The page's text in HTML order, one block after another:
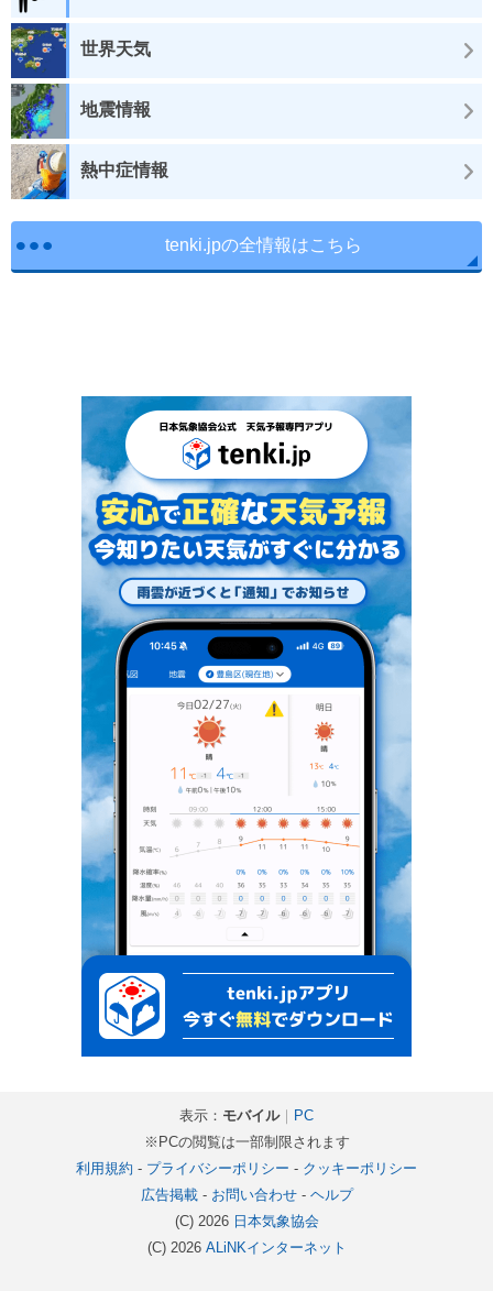
世界天気
地震情報
熱中症情報
tenki.jpの全情報はこちら
表示： モバイル｜ PC
※PCの閲覧は一部制限されます
利用規約 - プライバシーポリシー - クッキーポリシー
広告掲載- お問い合わせ- ヘルプ
(C) 2026 日本気象協会
(C) 2026 ALiNKインターネット